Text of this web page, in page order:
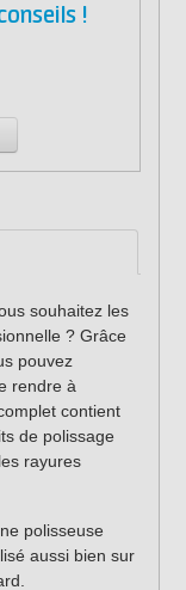
!
souhaitez les
? Grâce
pouvez
rendre à
contient
de polissage
rayures
polisseuse
aussi bien sur